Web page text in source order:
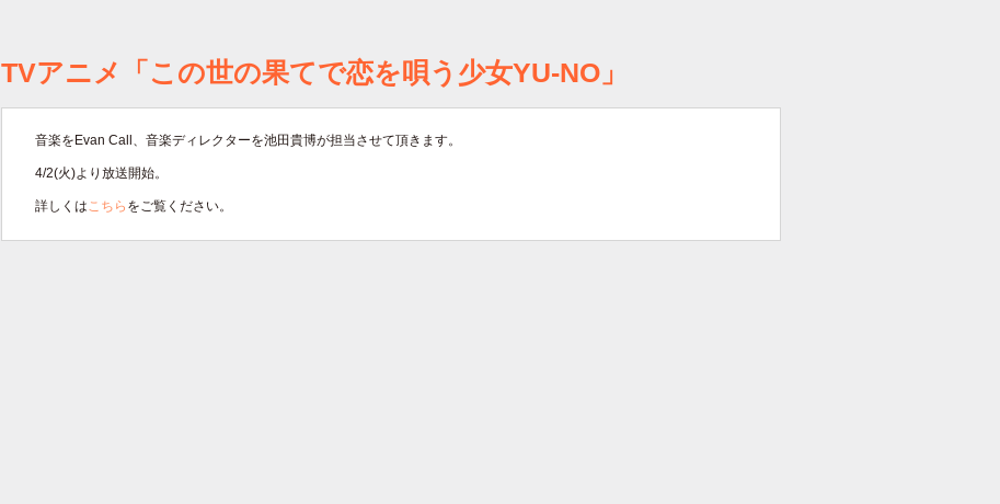
TVアニメ「この世の果てで恋を唄う少女YU-NO」
音楽をEvan Call、音楽ディレクターを池田貴博が担当させて頂きます。
4/2(火)より放送開始。
詳しくはこちら をご覧ください。